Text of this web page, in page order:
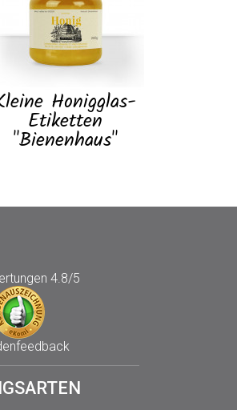
Honigglas-
Etiketten
"Bienenhaus"
4.8/5